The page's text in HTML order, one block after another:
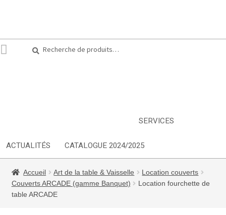
pour :
SERVICES
ACTUALITÉS CATALOGUE 2024/2025
Accueil Art de la table & Vaisselle
Location couverts
Couverts ARCADE (gamme Banquet)
Location fourchette de
table ARCADE